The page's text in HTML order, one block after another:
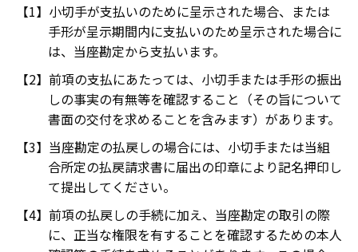
小切手が支払いのために呈示された場合、または
手形が呈示期間内に支払いのため呈示された場合に
は、当座勘定から支払います。
前項の支払にあたっては、小切手または手形の振出
しの事実の有無等を確認すること（その旨について
書面の交付を求めることを含みます）があります。
当座勘定の払戻しの場合には、小切手または当組
合所定の払戻請求書に届出の印章により記名押印し
て提出してください。
前項の払戻しの手続に加え、当座勘定の取引の際
に、正当な権限を有することを確認するための本人